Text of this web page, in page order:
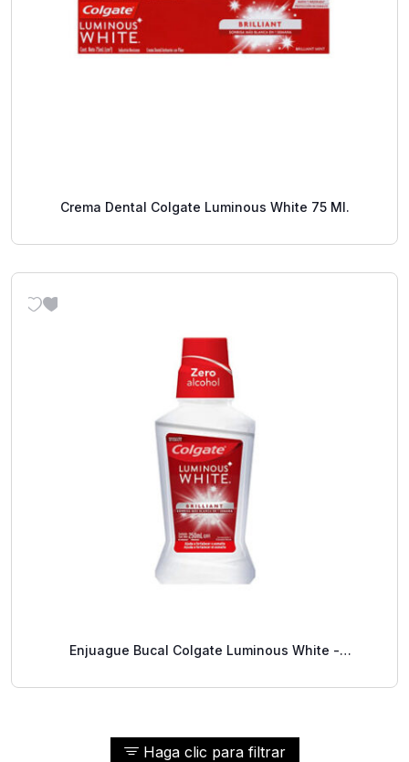
Haga clic para filtrar
Crema Dental Colgate Luminous White 75 Ml.
Enjuague Bucal Colgate Luminous White -